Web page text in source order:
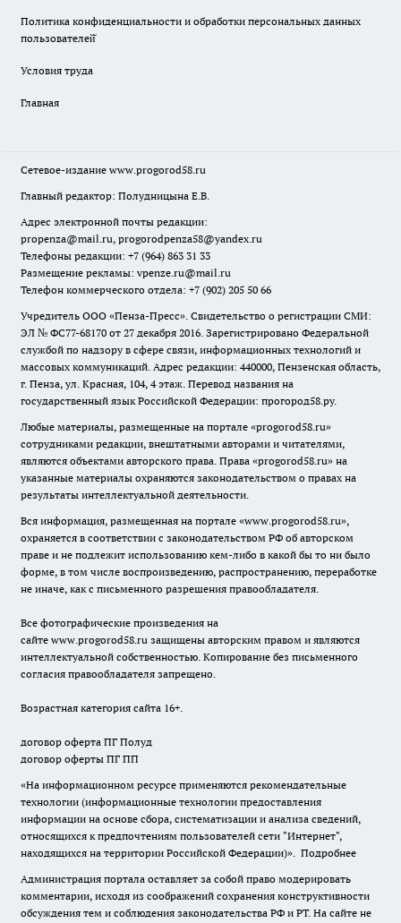
Политика конфиденциальности и обработки персональных данных
пользователей̆
Условия труда
Главная
Сетевое-издание www.progorod58.ru
Главный редактор: Полудницына Е.В.
Адрес электронной почты редакции:
propenza@mail.ru, progorodpenza58@yandex.ru
Телефоны редакции: +7 (964) 863 31 33
Размещение рекламы: vpenze.ru@mail.ru
Телефон коммерческого отдела: +7 (902) 205 50 66
Учредитель ООО «Пенза-Пресс». Свидетельство о регистрации СМИ:
ЭЛ № ФС77-68170 от 27 декабря 2016. Зарегистрировано Федеральной
службой по надзору в сфере связи, информационных технологий и
массовых коммуникаций. Адрес редакции: 440000, Пензенская область,
г. Пенза, ул. Красная, 104, 4 этаж. Перевод названия на
государственный язык Российской Федерации: прогород58.ру.
Любые материалы, размещенные на портале «progorod58.ru»
сотрудниками редакции, внештатными авторами и читателями,
являются объектами авторского права. Права «progorod58.ru» на
указанные материалы охраняются законодательством о правах на
результаты интеллектуальной деятельности.
Вся информация, размещенная на портале «www.progorod58.ru»,
охраняется в соответствии с законодательством РФ об авторском
праве и не подлежит использованию кем-либо в какой бы то ни было
форме, в том числе воспроизведению, распространению, переработке
не иначе, как с письменного разрешения правообладателя.
Все фотографические произведения на
сайте www.progorod58.ru защищены авторским правом и являются
интеллектуальной собственностью. Копирование без письменного
согласия правообладателя запрещено.
Возрастная категория сайта 16+.
договор оферта ПГ Полуд
договор оферты ПГ ПП
«На информационном ресурсе применяются рекомендательные
технологии (информационные технологии предоставления
информации на основе сбора, систематизации и анализа сведений,
относящихся к предпочтениям пользователей сети "Интернет",
находящихся на территории Российской Федерации)». Подробнее
Администрация портала оставляет за собой право модерировать
комментарии, исходя из соображений сохранения конструктивности
обсуждения тем и соблюдения законодательства РФ и РТ. На сайте не